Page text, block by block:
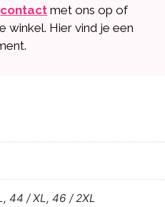
contact met ons op of
winkel. Hier vind je een
44 / XL, 46 / 2XL